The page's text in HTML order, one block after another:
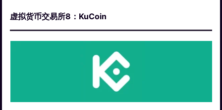
虚拟货币交易所8：KuCoin